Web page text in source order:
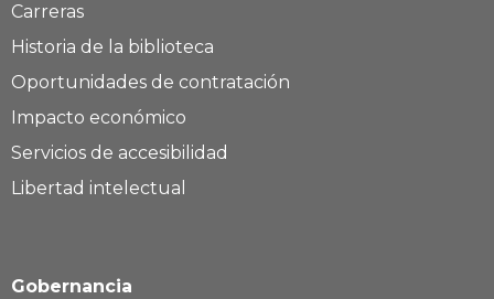
Carreras
Historia de la biblioteca
Oportunidades de contratación
Impacto económico
Servicios de accesibilidad
Libertad intelectual
Gobernancia